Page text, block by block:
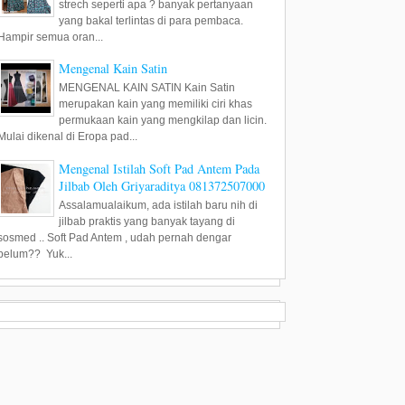
strech seperti apa ? banyak pertanyaan
yang bakal terlintas di para pembaca.
semua oran...
Mengenal Kain Satin
MENGENAL KAIN SATIN Kain Satin
merupakan kain yang memiliki ciri khas
permukaan kain yang mengkilap dan licin.
Mulai dikenal di Eropa pad...
Mengenal Istilah Soft Pad Antem Pada
Jilbab Oleh Griyaraditya 081372507000
Assalamualaikum, ada istilah baru nih di
jilbab praktis yang banyak tayang di
.. Soft Pad Antem , udah pernah dengar
Yuk...